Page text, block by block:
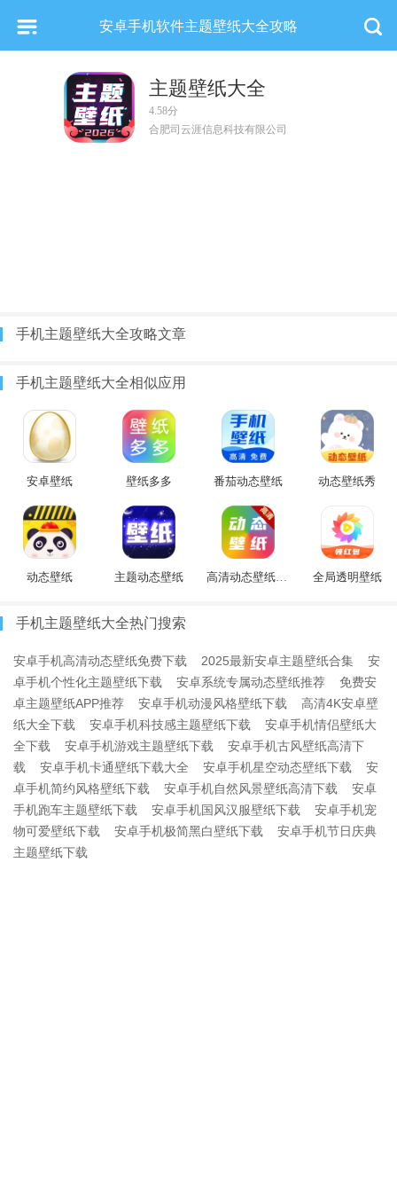
安卓手机软件主题壁纸大全攻略
主题壁纸大全
4.58分
合肥司云涯信息科技有限公司
手机主题壁纸大全攻略文章
手机主题壁纸大全相似应用
安卓壁纸 壁纸多多 番茄动态壁纸 动态壁纸秀
动态壁纸 主题动态壁纸 高清动态壁纸大全 全局透明壁纸
手机主题壁纸大全热门搜索
安卓手机高清动态壁纸免费下载 2025最新安卓主题壁纸合集
安
卓手机个性化主题壁纸下载
安卓系统专属动态壁纸推荐
免费安
卓主题壁纸APP推荐
安卓手机动漫风格壁纸下载
高清4K安卓壁
纸大全下载
安卓手机科技感主题壁纸下载
安卓手机情侣壁纸大
全下载
安卓手机游戏主题壁纸下载
安卓手机古风壁纸高清下
载
安卓手机卡通壁纸下载大全 安卓手机星空动态壁纸下载
安
卓手机简约风格壁纸下载
安卓手机自然风景壁纸高清下载
安卓
手机跑车主题壁纸下载
安卓手机国风汉服壁纸下载
安卓手机宠
物可爱壁纸下载
安卓手机极简黑白壁纸下载
安卓手机节日庆典
主题壁纸下载